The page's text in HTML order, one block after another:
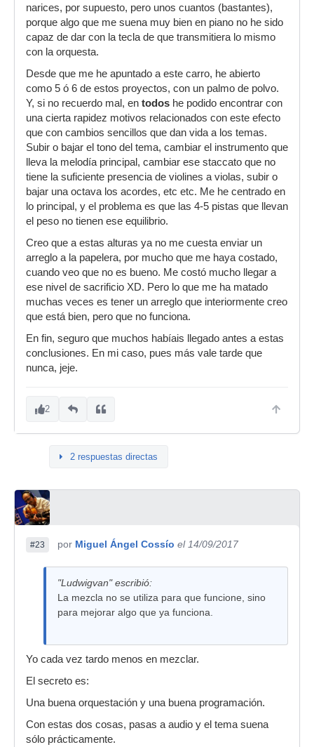
narices, por supuesto, pero unos cuantos (bastantes),
porque algo que me suena muy bien en piano no he sido
capaz de dar con la tecla de que transmitiera lo mismo
con la orquesta.
Desde que me he apuntado a este carro, he abierto
como 5 ó 6 de estos proyectos, con un palmo de polvo.
Y, si no recuerdo mal, en todos he podido encontrar con
una cierta rapidez motivos relacionados con este efecto
que con cambios sencillos que dan vida a los temas.
Subir o bajar el tono del tema, cambiar el instrumento que
lleva la melodía principal, cambiar ese staccato que no
tiene la suficiente presencia de violines a violas, subir o
bajar una octava los acordes, etc etc. Me he centrado en
lo principal, y el problema es que las 4-5 pistas que llevan
el peso no tienen ese equilibrio.
Creo que a estas alturas ya no me cuesta enviar un
arreglo a la papelera, por mucho que me haya costado,
cuando veo que no es bueno. Me costó mucho llegar a
ese nivel de sacrificio XD. Pero lo que me ha matado
muchas veces es tener un arreglo que interiormente creo
que está bien, pero que no funciona.
En fin, seguro que muchos habíais llegado antes a estas
conclusiones. En mi caso, pues más vale tarde que
nunca, jeje.
2
2 respuestas directas
#23 por Miguel Ángel Cossío el 14/09/2017
"Ludwigvan" escribió:
La mezcla no se utiliza para que funcione, sino
para mejorar algo que ya funciona.
Yo cada vez tardo menos en mezclar.
El secreto es:
Una buena orquestación y una buena programación.
Con estas dos cosas, pasas a audio y el tema suena
sólo prácticamente.